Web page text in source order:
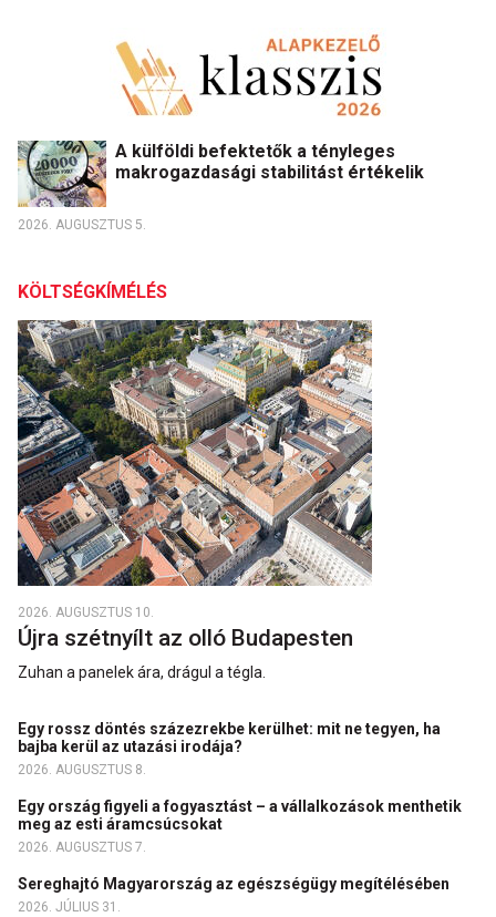
A külföldi befektetők a tényleges
makrogazdasági stabilitást értékelik
2026. AUGUSZTUS 5.
KÖLTSÉGKÍMÉLÉS
2026. AUGUSZTUS 10.
Újra szétnyílt az olló Budapesten
Zuhan a panelek ára, drágul a tégla.
Egy rossz döntés százezrekbe kerülhet: mit ne tegyen, ha
bajba kerül az utazási irodája?
2026. AUGUSZTUS 8.
Egy ország figyeli a fogyasztást – a vállalkozások menthetik
meg az esti áramcsúcsokat
2026. AUGUSZTUS 7.
Sereghajtó Magyarország az egészségügy megítélésében
2026. JÚLIUS 31.